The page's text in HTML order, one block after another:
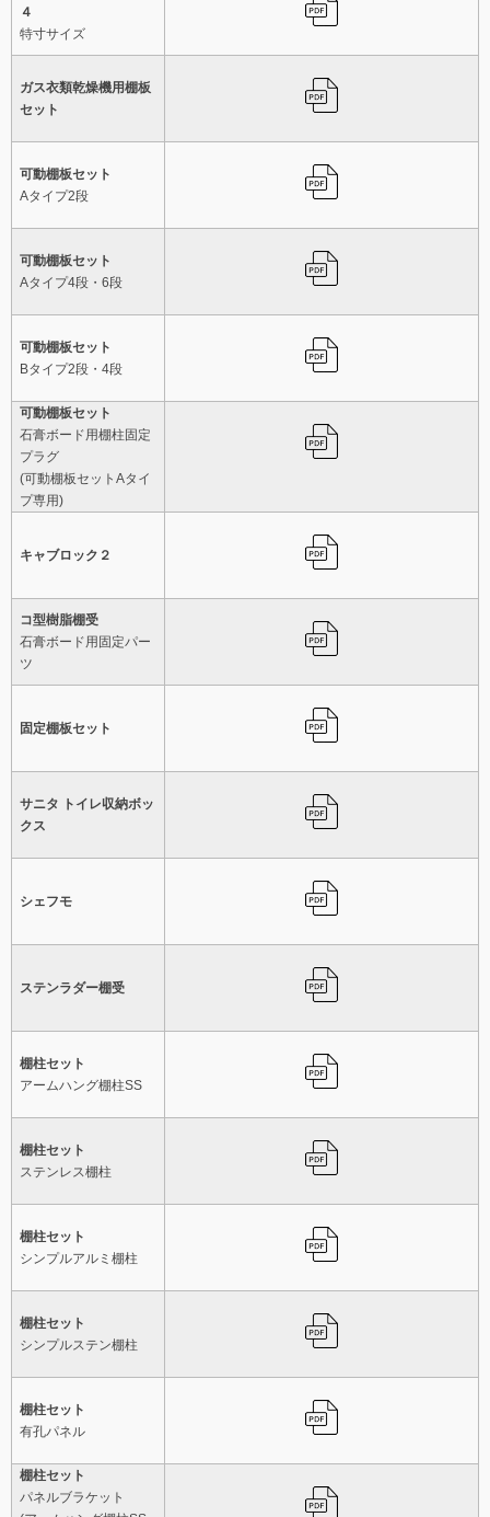
４
特寸サイズ
ガス衣類乾燥機用棚板
セット
可動棚板セット
Aタイプ2段
可動棚板セット
Aタイプ4段・6段
可動棚板セット
Bタイプ2段・4段
可動棚板セット
石膏ボード用棚柱固定
プラグ
(可動棚板セットAタイ
プ専用)
キャブロック２
コ型樹脂棚受
石膏ボード用固定パー
ツ
固定棚板セット
サニタ トイレ収納ボッ
クス
シェフモ
ステンラダー棚受
棚柱セット
アームハング棚柱SS
棚柱セット
ステンレス棚柱
棚柱セット
シンプルアルミ棚柱
棚柱セット
シンプルステン棚柱
棚柱セット
有孔パネル
棚柱セット
パネルブラケット